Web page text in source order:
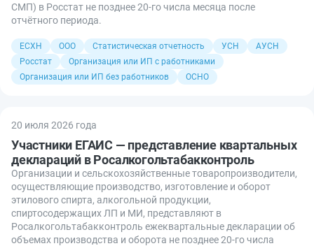
СМП) в Росстат не позднее 20-го числа месяца после
отчётного периода.
ЕСХН ООО Статистическая отчетность УСН
АУСН
Росстат
Организация или ИП с работниками
Организация или ИП без работников
ОСНО
20 июля 2026 года
Участники ЕГАИС — представление квартальных
деклараций в Росалкогольтабакконтроль
Организации и сельскохозяйственные товаропроизводители,
осуществляющие производство, изготовление и оборот
этилового спирта, алкогольной продукции,
спиртосодержащих ЛП и МИ, представляют в
Росалкогольтабакконтроль ежеквартальные декларации об
объемах производства и оборота не позднее 20-го числа